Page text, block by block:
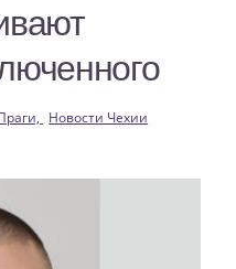
Новости Чехии